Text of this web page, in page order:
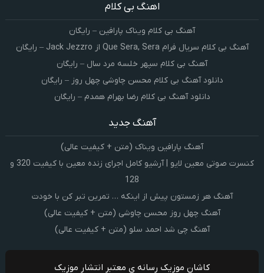
اهنگ بی کلام
آهنگ بی کلام ویناک پارافین – رایگان
آهنگ بی کلام سریال فرام Que Sera, Sera از Jack Jezzro – رایگان
آهنگ بی کلام سپهر خلسه مرد سال – رایگان
دانلود آهنگ بی کلام محسن چاوشی چهل روز – رایگان
دانلود آهنگ بی کلام رضا بهرام همدم – رایگان
آهنگ جدید
آهنگ پارافین ویناک (متن + کیفیت عالی)
کنسرت صوتی معین لایو | آرشیو کامل اجرای زنده معین با کیفیت 320 و
128
آهنگ هر زمستون پیش از اینکه … تمرین تبر کن با خودت
آهنگ چهل روز محسن چاوشی (متن + کیفیت عالی)
آهنگ چی شد احمد سلو (متن + کیفیت عالی)
کاشان موزیک رسانه ی معتبر انتشار موزیک